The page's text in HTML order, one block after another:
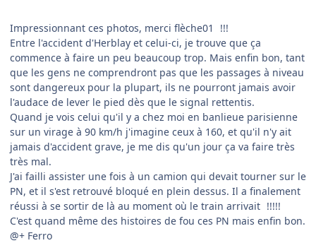
Impressionnant ces photos, merci flèche01
!!!
Entre l'accident d'Herblay et celui-ci, je trouve que ça
commence à faire un peu beaucoup trop. Mais enfin bon, tant
que les gens ne comprendront pas que les passages à niveau
sont dangereux pour la plupart, ils ne pourront jamais avoir
l'audace de lever le pied dès que le signal rettentis.
Quand je vois celui qu'il y a chez moi en banlieue parisienne
sur un virage à 90 km/h j'imagine ceux à 160, et qu'il n'y ait
jamais d'accident grave, je me dis qu'un jour ça va faire très
très mal.
J'ai failli assister une fois à un camion qui devait tourner sur le
PN, et il s'est retrouvé bloqué en plein dessus. Il a finalement
réussi à se sortir de là au moment où le train arrivait !!!!!
C'est quand même des histoires de fou ces PN mais enfin bon.
@+ Ferro